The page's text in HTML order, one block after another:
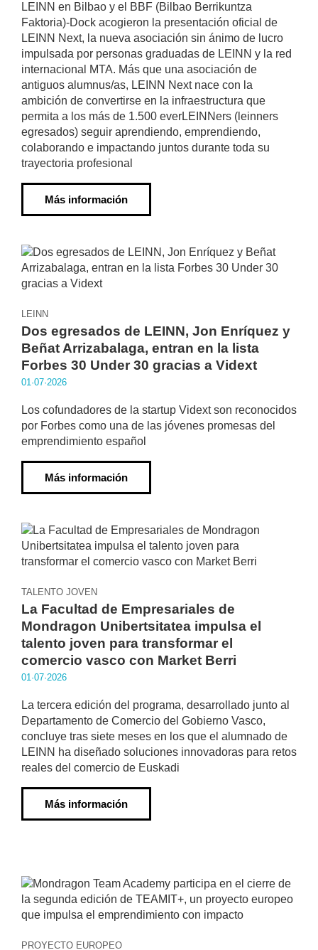
LEINN en Bilbao y el BBF (Bilbao Berrikuntza
Faktoria)-Dock acogieron la presentación oficial de
LEINN Next, la nueva asociación sin ánimo de lucro
impulsada por personas graduadas de LEINN y la red
internacional MTA. Más que una asociación de
antiguos alumnus/as, LEINN Next nace con la
ambición de convertirse en la infraestructura que
permita a los más de 1.500 everLEINNers (leinners
egresados) seguir aprendiendo, emprendiendo,
colaborando e impactando juntos durante toda su
trayectoria profesional
Más información
LEINN
Dos egresados de LEINN, Jon Enríquez y
Beñat Arrizabalaga, entran en la lista
Forbes 30 Under 30 gracias a Vidext
01·07·2026
Los cofundadores de la startup Vidext son reconocidos
por Forbes como una de las jóvenes promesas del
emprendimiento español
Más información
TALENTO JOVEN
La Facultad de Empresariales de
Mondragon Unibertsitatea impulsa el
talento joven para transformar el
comercio vasco con Market Berri
01·07·2026
La tercera edición del programa, desarrollado junto al
Departamento de Comercio del Gobierno Vasco,
concluye tras siete meses en los que el alumnado de
LEINN ha diseñado soluciones innovadoras para retos
reales del comercio de Euskadi
Más información
PROYECTO EUROPEO